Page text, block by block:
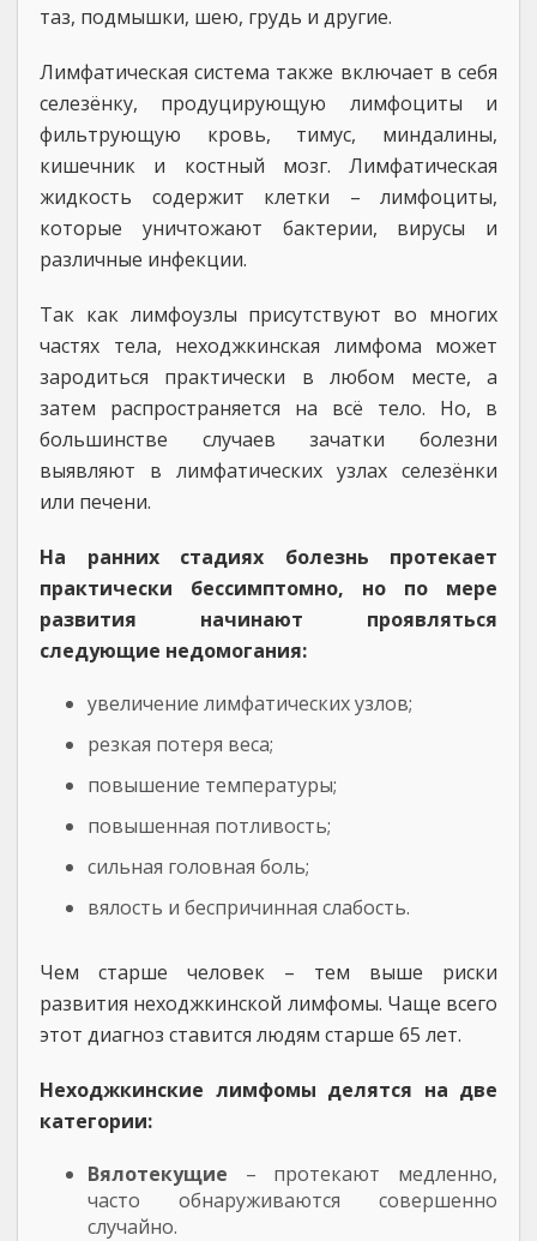
таз, подмышки, шею, грудь и другие.
Лимфатическая система также включает в себя
селезёнку, продуцирующую лимфоциты и
фильтрующую кровь, тимус, миндалины,
кишечник и костный мозг. Лимфатическая
жидкость содержит клетки – лимфоциты,
которые уничтожают бактерии, вирусы и
различные инфекции.
Так как лимфоузлы присутствуют во многих
частях тела, неходжкинская лимфома может
зародиться практически в любом месте, а
затем распространяется на всё тело. Но, в
большинстве случаев зачатки болезни
выявляют в лимфатических узлах селезёнки
или печени.
На ранних стадиях болезнь протекает
практически бессимптомно, но по мере
развития начинают проявляться
следующие недомогания:
увеличение лимфатических узлов;
резкая потеря веса;
повышение температуры;
повышенная потливость;
сильная головная боль;
вялость и беспричинная слабость.
Чем старше человек – тем выше риски
развития неходжкинской лимфомы. Чаще всего
этот диагноз ставится людям старше 65 лет.
Неходжкинские лимфомы делятся на две
категории:
Вялотекущие – протекают медленно,
часто обнаруживаются совершенно
случайно.